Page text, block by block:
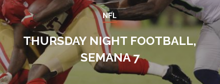
NFL
THURSDAY NIGHT FOOTBALL,
SEMANA 7